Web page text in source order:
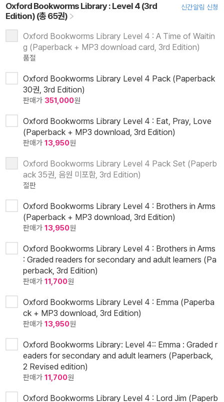
Oxford Bookworms Library : Level 4 (3rd
Edition) (총 65권)
신간알림 신청
Oxford Bookworms Library Level 4 : A Time of Waitin
g (Paperback + MP3 download card, 3rd Edition)
품절
Oxford Bookworms Library Level 4 Pack (Paperback
30권, 3rd Edition)
판매가 351,000원
Oxford Bookworms Library Level 4 : Eat, Pray, Love
(Paperback + MP3 download, 3rd Edition)
판매가 13,950원
Oxford Bookworms Library Level 4 Pack Set (Paperb
ack 35권, 음원 미포함, 3rd Edition)
절판
Oxford Bookworms Library Level 4 : Brothers in Arms
(Paperback + MP3 download, 3rd Edition)
판매가 13,950원
Oxford Bookworms Library Level 4 : Brothers in Arms
: Graded readers for secondary and adult learners (Pa
perback, 3rd Edition)
판매가 11,700원
Oxford Bookworms Library Level 4 : Emma (Paperba
ck + MP3 download, 3rd Edition)
판매가 13,950원
Oxford Bookworms Library: Level 4:: Emma : Graded r
eaders for secondary and adult learners (Paperback,
2 Revised edition)
판매가 11,700원
Oxford Bookworms Library Level 4 : Lord Jim (Paperb